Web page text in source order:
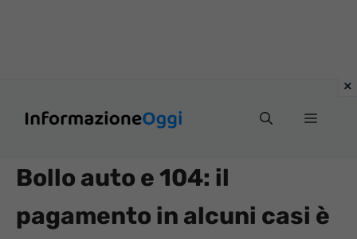
Menu
Bollo auto e 104: il
pagamento in alcuni casi è